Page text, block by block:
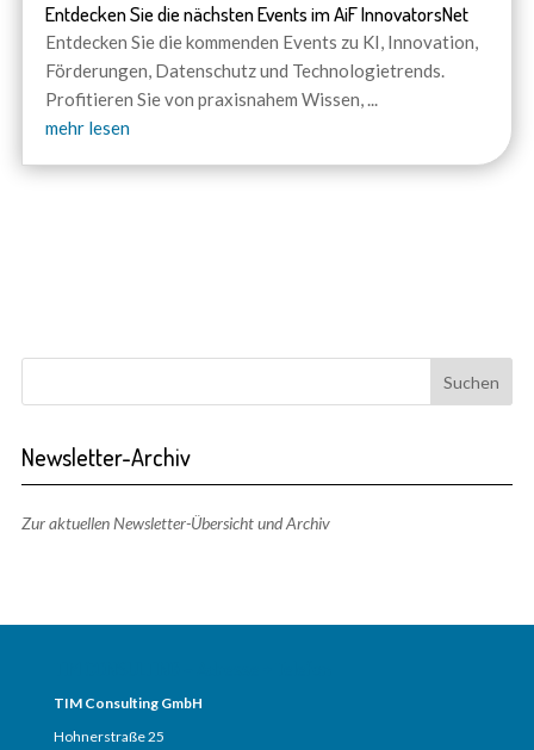
Entdecken Sie die nächsten Events im AiF InnovatorsNet
Entdecken Sie die kommenden Events zu KI, Innovation,
Förderungen, Datenschutz und Technologietrends.
Profitieren Sie von praxisnahem Wissen,...
mehr lesen
Newsletter-Archiv
Zur aktuellen Newsletter-Übersicht und Archiv
TIM Consulting GmbH
Hohnerstraße 25